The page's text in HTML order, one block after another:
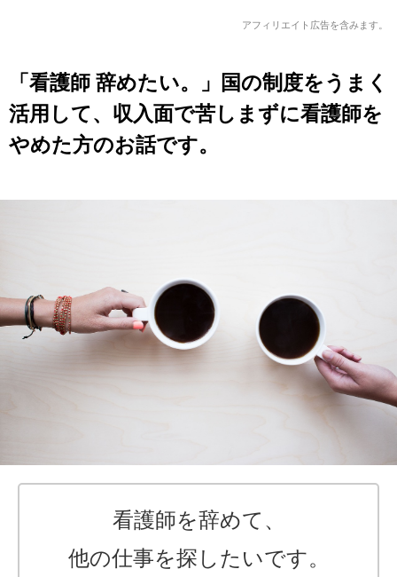
アフィリエイト広告を含みます。
「看護師 辞めたい。」国の制度をうまく
活用して、収入面で苦しまずに看護師を
やめた方のお話です。
看護師を辞めて、
他の仕事を探したいです。